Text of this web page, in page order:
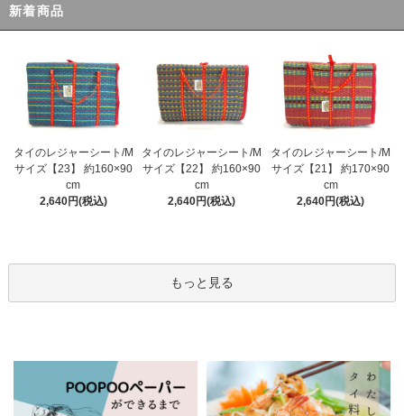
新着商品
タイのレジャーシート/M
サイズ【23】 約160×90
cm
2,640円(税込)
タイのレジャーシート/M
サイズ【22】 約160×90
cm
2,640円(税込)
タイのレジャーシート/M
サイズ【21】 約170×90
cm
2,640円(税込)
もっと見る